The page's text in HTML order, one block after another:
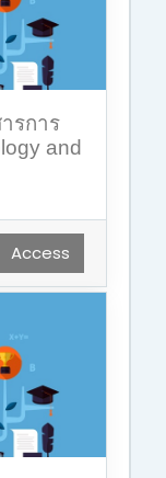
รการ
and
Access